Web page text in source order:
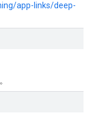
app-links/deep-